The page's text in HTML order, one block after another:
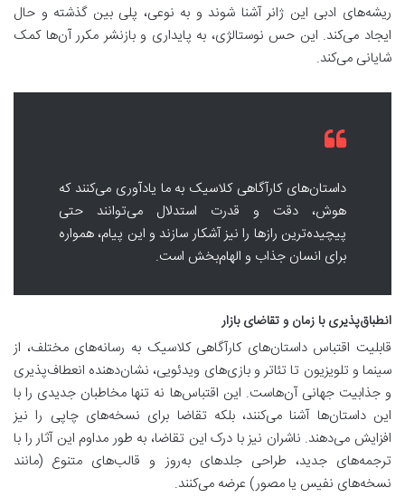
ریشه‌های ادبی این ژانر آشنا شوند و به نوعی، پلی بین گذشته و حال
ایجاد می‌کند. این حس نوستالژی، به پایداری و بازنشر مکرر آن‌ها کمک
شایانی می‌کند.
داستان‌های کارآگاهی کلاسیک به ما یادآوری می‌کنند که
هوش، دقت و قدرت استدلال می‌توانند حتی
پیچیده‌ترین رازها را نیز آشکار سازند و این پیام، همواره
برای انسان جذاب و الهام‌بخش است.
انطباق‌پذیری با زمان و تقاضای بازار
قابلیت اقتباس داستان‌های کارآگاهی کلاسیک به رسانه‌های مختلف، از
سینما و تلویزیون تا تئاتر و بازی‌های ویدئویی، نشان‌دهنده انعطاف‌پذیری
و جذابیت جهانی آن‌هاست. این اقتباس‌ها نه تنها مخاطبان جدیدی را با
این داستان‌ها آشنا می‌کنند، بلکه تقاضا برای نسخه‌های چاپی را نیز
افزایش می‌دهند. ناشران نیز با درک این تقاضا، به طور مداوم این آثار را با
ترجمه‌های جدید، طراحی جلد‌های به‌روز و قالب‌های متنوع (مانند
نسخه‌های نفیس یا مصور) عرضه می‌کنند.